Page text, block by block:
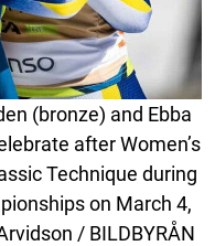
(bronze) and Ebba
after Women’s
Technique during
on March 4,
/ BILDBYRÅN